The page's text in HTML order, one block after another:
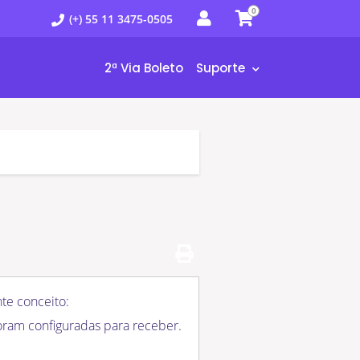
(+) 55 11 3475-0505
0
2ª Via Boleto Suporte
conceito:
configuradas para receber.